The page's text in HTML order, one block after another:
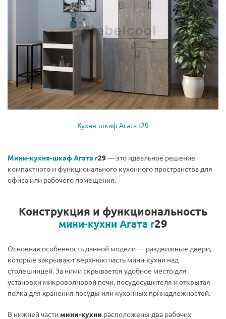
Кухня-шкаф Агата r29
Мини-кухня-шкаф Агата r29— это идеальное решение
компактного и функционального кухонного пространства для
офиса или рабочего помещения.
Конструкция и функциональность
мини-кухни Агата r29
Основная особенность данной модели — раздвижные двери,
которые закрывают верхнюю часть мини-кухни над
столешницей. За ними скрывается удобное место для
установки микроволновой печи, посудосушителя и открытая
полка для хранения посуды или кухонных принадлежностей.
В нижней части мини-кухни расположены два рабочих